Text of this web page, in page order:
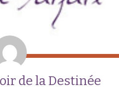
de la Destinée